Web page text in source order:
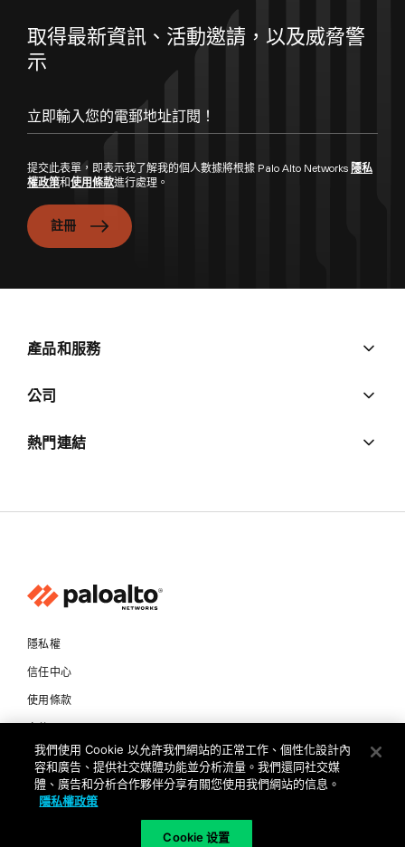
取得最新資訊、活動邀請，以及威脅警
示
提交此表單，即表示我了解我的個人數據將根據 Palo Alto Networks 隱私
權政策和使用條款進行處理。
註冊
產品和服務
公司
熱門連結
隱私權
信任中心
使用條款
Copyright © 2026 Palo Alto Networks. All Rights Reserved
我們使用 Cookie 以允許我們網站的正常工作、個性化設計內
容和廣告、提供社交媒體功能並分析流量。我們還同社交媒
體、廣告和分析合作夥伴分享有關您使用我們網站的信息。
隱私權政策
Cookie 设置